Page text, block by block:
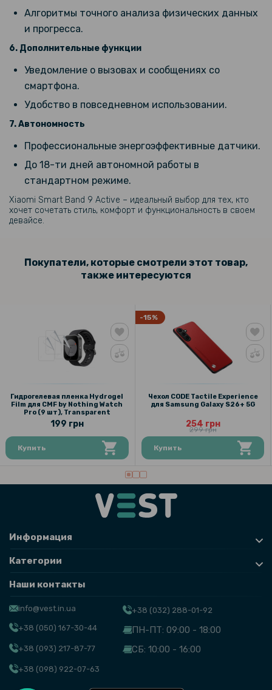
Алгоритмы точного анализа физических данных
и прогресса.
6. Дополнительные функции
Уведомление о вызовах и сообщениях со
смартфона.
Удобство в повседневном использовании.
7. Автономность
Профессиональные энергоэффективные датчики.
До 18-ти дней автономной работы в
стандартном режиме.
Xiaomi Smart Band 9 Active – идеальный выбор для тех, кто
хочет сочетать стиль, комфорт и функциональность в своем
девайсе.
Покупатели, которые смотрели этот товар,
также интересуются
Гидрогелевая пленка Hydrogel
Film для CMF by Nothing Watch
Pro (9 шт), Transparent
199 грн
Купить
-15%
Чехол CODE Tactile Experience
для Samsung Galaxy S26+ 5G
254 грн
299 грн
Купить
Информация
Категории
Наши контакты
info@vest.in.ua
+38 (050) 167-30-44
+38 (093) 217-87-77
+38 (098) 922-07-63
+38 (032) 288-01-92
ПН-ПТ: 09:00 - 18:00
СБ: 10:00 - 16:00